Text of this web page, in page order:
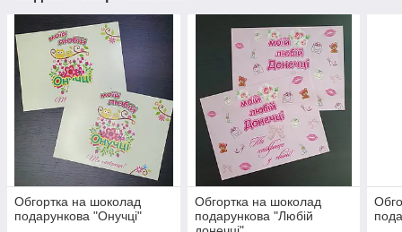
Обгортка на шоколад
подарункова "Онучці"
Обгортка на шоколад
подарункова "Любій